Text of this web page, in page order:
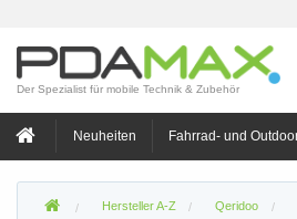
Der Spezialist für mobile Technik & Zubehör
Neuheiten Fahrrad- und
Hersteller A-Z Qeridoo